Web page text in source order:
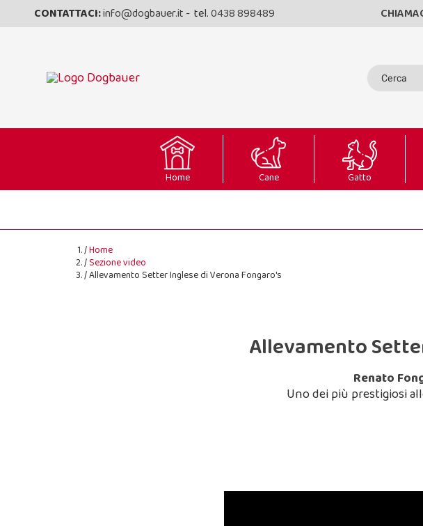
CONTATTACI:info@dogbauer.it - tel.0438 898489
Home Cane Gatto
Home
Sezione video
Allevamento Setter Inglese di Verona Fongaro's
Allevamento
Renato
Uno dei più prestigiosi